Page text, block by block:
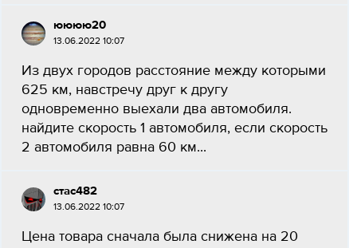
юююю20
13.06.2022 10:07
Из двух городов расстояние между которыми
625 км, навстречу друг к другу
одновременно выехали два автомобиля.
найдите скорость 1 автомобиля, если скорость
2 автомобиля равна 60 км...
стас482
13.06.2022 10:07
Цена товара сначала была снижена на 20